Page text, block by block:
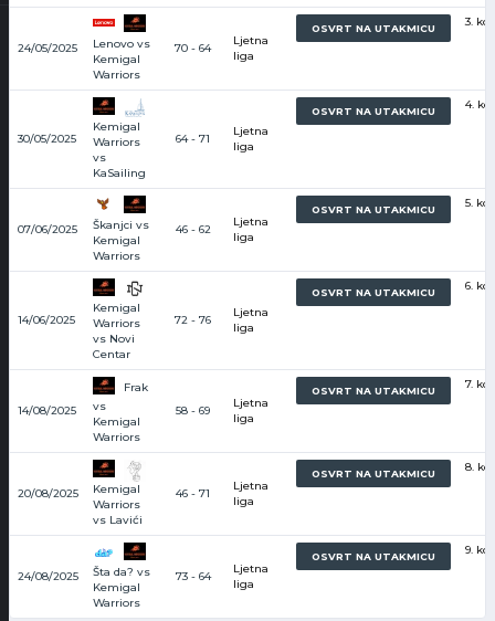
24/05/2025
Lenovo vs
Kemigal
Warriors
70 - 64
Ljetna
liga
OSVRT NA UTAKMICU 3.
30/05/2025
Kemigal
Warriors
vs
KaSailing
64 - 71
Ljetna
liga
OSVRT NA UTAKMICU 4.
07/06/2025
Škanjci vs
Kemigal
Warriors
46 - 62
Ljetna
liga
OSVRT NA UTAKMICU 5.
14/06/2025
Kemigal
Warriors
vs Novi
Centar
72 - 76
Ljetna
liga
OSVRT NA UTAKMICU 6.
14/08/2025
Frak
vs
Kemigal
Warriors
58 - 69
Ljetna
liga
OSVRT NA UTAKMICU 7.
20/08/2025
Kemigal
Warriors
vs Lavići
46 - 71
Ljetna
liga
OSVRT NA UTAKMICU 8.
24/08/2025
Šta da? vs
Kemigal
Warriors
73 - 64
Ljetna
liga
OSVRT NA UTAKMICU 9.